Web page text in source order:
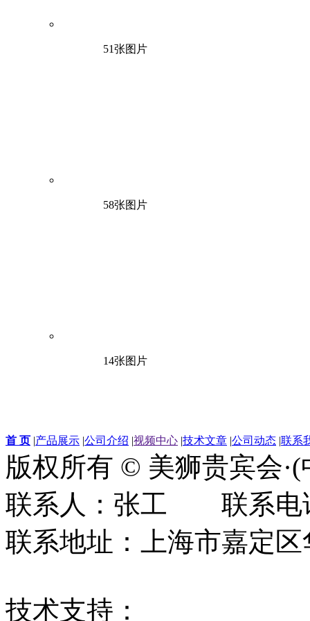
51张图片
58张图片
14张图片
首 页 |产品展示 |公司介绍 |视频中心 |技术文章 |公司动态 |联系
版权所有 © 美狮贵宾会
联系人：张工 联系电
联系地址：上海市嘉定
技术支持：